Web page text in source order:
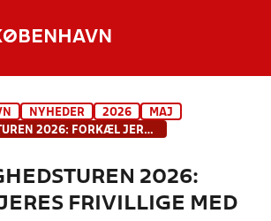
INDHOLD OG NYHEDER
HOLD
NYHEDER 2026
MAJ
FRIVILLIGHEDSTUREN 2026: FORKÆL JERES FRIVILLIGE MED FED FODBOLDWEEKEND
2026:
FRIVILLIGE MED